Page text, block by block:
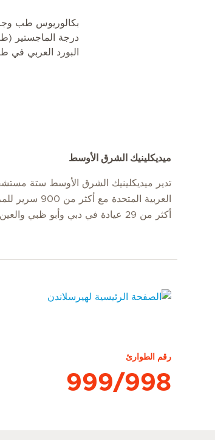
بكالوريوس طب
درجة الماجستير
البورد العربي في
ميديكلينيك الشرق الأوسط
تدير ميديكلينيك الشرق الأوسط ستة
العربية
أكثر من 29 عيادة في دبي وأبو ظبي والعين ومنطقة الظفرة.
رقم الطوارئ
999/998